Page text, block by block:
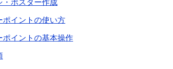
・ポスター作成
ポイントの使い方
ポイントの基本操作